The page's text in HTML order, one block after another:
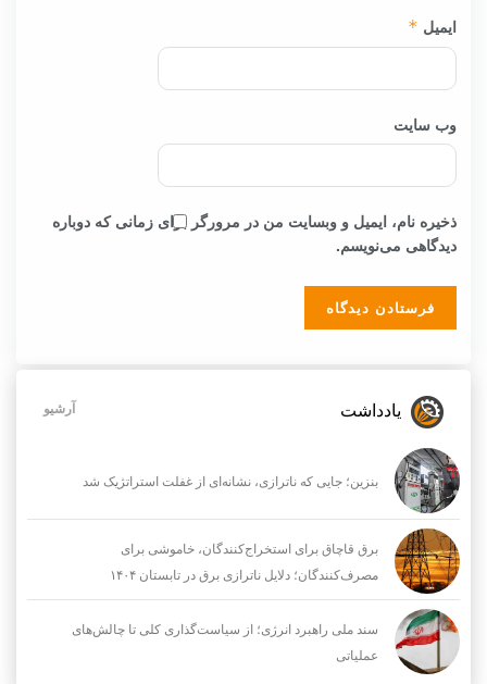
ایمیل *
وب‌ سایت
ذخیره نام، ایمیل و وبسایت من در مرورگر برای زمانی که دوباره
دیدگاهی می‌نویسم.
یادداشت آرشیو
بنزین؛ جایی که ناترازی، نشانه‌ای از غفلت استراتژیک شد
برق قاچاق برای استخراج‌کنندگان، خاموشی برای
مصرف‌کنندگان؛ دلایل ناترازی برق در تابستان ۱۴۰۴
سند ملی راهبرد انرژی؛ از سیاست‌گذاری کلی تا چالش‌های
عملیاتی